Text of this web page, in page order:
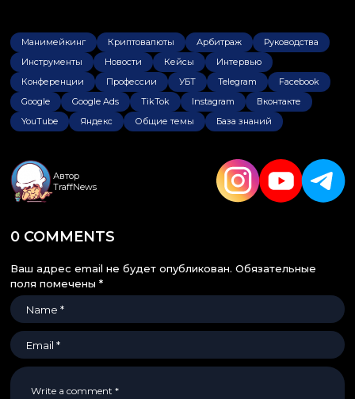
Манимейкинг Криптовалюты Арбитраж
Руководства
Инструменты
Новости Кейсы
Интервью
Конференции
Профессии УБТ Telegram
Facebook
Google
Google Ads TikTok Instagram
Вконтакте
YouTube
Яндекс Общие темы База знаний
Автор
TraffNews
0 COMMENTS
Ваш адрес email не будет опубликован. Обязательные
поля помечены *